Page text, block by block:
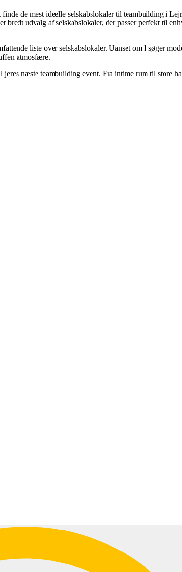
de mest ideelle selskabslokaler til teambuilding i
bredt udvalg af selskabslokaler, der passer perfekt til
liste over selskabslokaler. Uanset om I søger
atmosfære.
næste teambuilding event. Fra intime rum til store